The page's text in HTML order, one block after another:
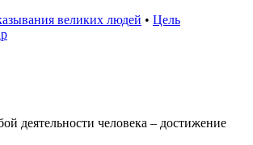
великих людей • Цель
деятельности человека – достижение